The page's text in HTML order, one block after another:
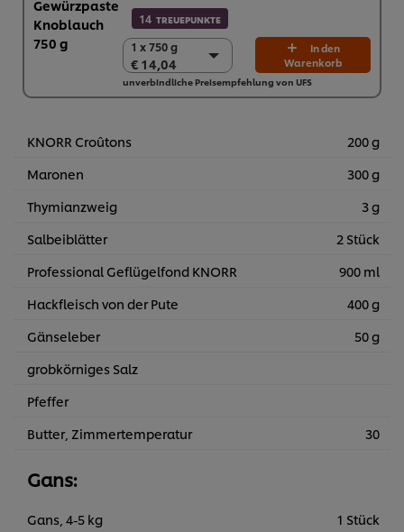
14 TREUEPUNKTE
1 x 750 g
€ 14,04
1 x 750 g
€ 14,04
2 x 750 g
In den
Warenkorb
unverbindliche Preisempfehlung von UFS
KNORR Croûtons
200 g
Maronen
300 g
Thymianzweig
3 g
Salbeiblätter
2 Stück
Professional Geflügelfond KNORR
900 ml
Hackfleisch von der Pute
400 g
Gänseleber
50 g
grobkörniges Salz
Pfeffer
Butter, Zimmertemperatur
30
Gans:
Gans, 4-5 kg 1 Stück